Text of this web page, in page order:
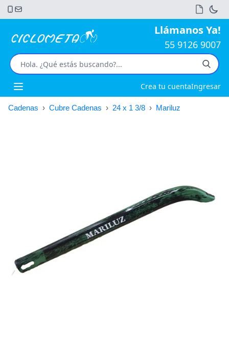
Llámanos Ya!
55 9126 9007
Open main menu Crea tu cuentaIngresar
Cadenas › Cubre Cadenas › 24 x 1 3/8 › Mariluz